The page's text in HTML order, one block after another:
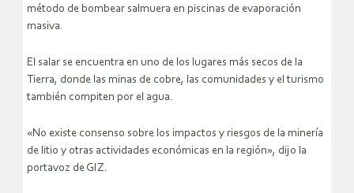
método de bombear salmuera en piscinas de evaporación
masiva.
El salar se encuentra en uno de los lugares más secos de la
Tierra, donde las minas de cobre, las comunidades y el turismo
también compiten por el agua.
«No existe consenso sobre los impactos y riesgos de la minería
de litio y otras actividades económicas en la región», dijo la
portavoz de GIZ.